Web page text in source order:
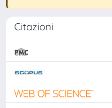
Citazioni